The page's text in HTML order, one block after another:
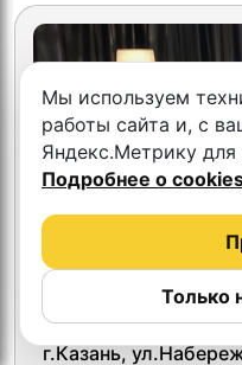
Идель Студио
г.Казань,
Мы используем
работы сайта и, с
Яндекс.Метрику для
Подробнее о
Только